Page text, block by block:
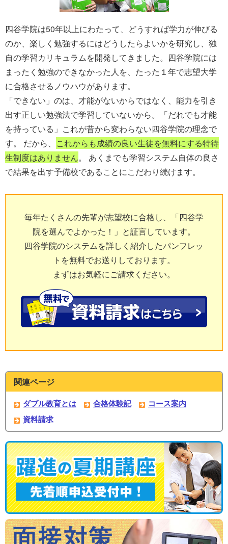
四谷学院は50年以上にわたって、どうすれば学力が伸びる
のか、楽しく勉強するにはどうしたらよいかを研究し、独
自の学習カリキュラムを開発してきました。四谷学院には
まったく勉強のできなかった人を、たった１年で志望大学
に合格させるノウハウがあります。
「できない」のは、才能がないからではなく、能力を引き
出す正しい勉強法で学習していないから。「だれでも才能
を持っている」これが昔から変わらない四谷学院の理念で
す。 だから、 これからも成績の良い生徒を無料にする特待
生制度はありません。 あくまでも学習システム自体の良さ
で結果を出す予備校であることにこだわり続けます。
毎年たくさんの先輩が志望校に合格し、「四谷学
院を選んでよかった！」と証言しています。
四谷学院のシステムを詳しく紹介したパンフレッ
トを無料でお送りしております。
まずはお気軽にご請求ください。
関連ページ
ダブル教育とは 合格体験記
コース案内
資料請求